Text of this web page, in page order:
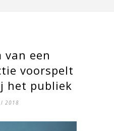
van een
voorspelt
het publiek
2018